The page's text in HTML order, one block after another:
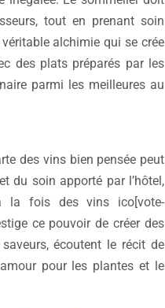
tout en prenant soin
alchimie qui se crée
des plats préparés par les
parmi les meilleures au
des vins bien pensée peut
du soin apporté par l’hôtel,
la fois des vins ico[vote-
ce pouvoir de créer des
écoutent le récit de
pour les plantes et le